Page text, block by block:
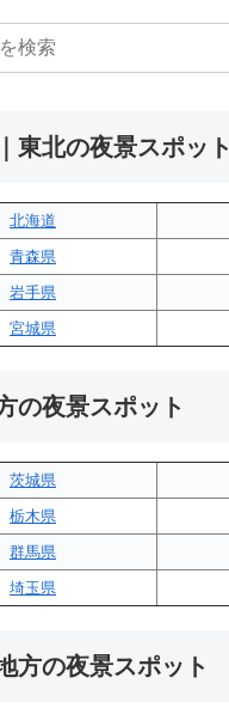
東北の夜景スポット
北海道
青森県
岩手県
宮城県
の夜景スポット
茨城県
栃木県
群馬県
埼玉県
方の夜景スポット